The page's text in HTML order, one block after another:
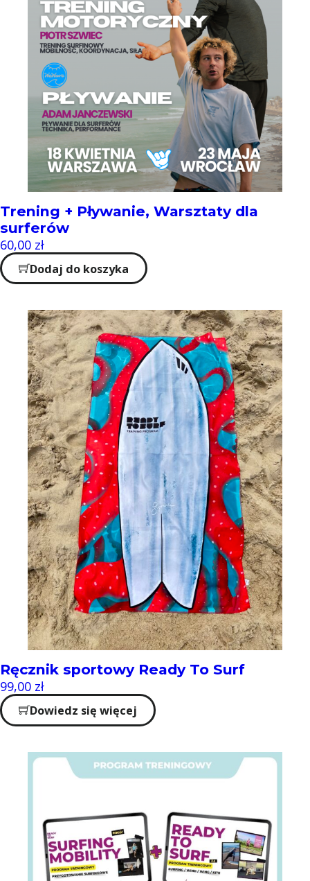
Trening + Pływanie, Warsztaty dla
surferów
60,00 zł
Dodaj do koszyka
Ręcznik sportowy Ready To Surf
99,00 zł
Dowiedz się więcej